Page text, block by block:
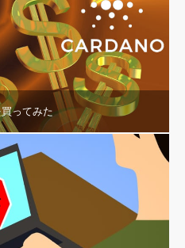
ってみた